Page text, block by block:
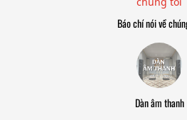
Báo chí nói về
Dàn âm thanh